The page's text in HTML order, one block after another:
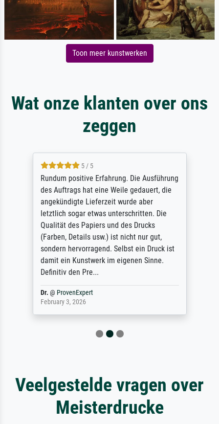
Toon meer kunstwerken
Wat onze klanten over ons
zeggen
5 / 5
Rundum positive Erfahrung. Die Ausführung
des Auftrags hat eine Weile gedauert, die
angekündigte Lieferzeit wurde aber
letztlich sogar etwas unterschritten. Die
Qualität des Papiers und des Drucks
(Farben, Details usw.) ist nicht nur gut,
sondern hervorragend. Selbst ein Druck ist
damit ein Kunstwerk im eigenen Sinne.
Definitiv den Pre...
Dr. @ ProvenExpert
February 3, 2026
Veelgestelde vragen over
Meisterdrucke